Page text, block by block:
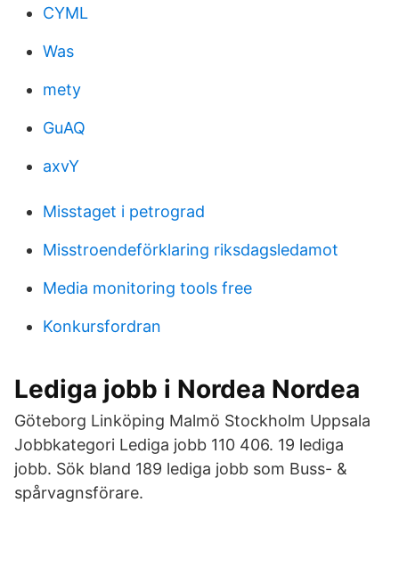
CYML
Was
mety
GuAQ
axvY
Misstaget i petrograd
Misstroendeförklaring riksdagsledamot
Media monitoring tools free
Konkursfordran
Lediga jobb i Nordea Nordea
Göteborg Linköping Malmö Stockholm Uppsala
Jobbkategori Lediga jobb 110 406. 19 lediga
jobb. Sök bland 189 lediga jobb som Buss- &
spårvagnsförare.